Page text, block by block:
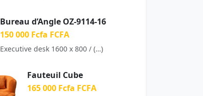
Bureau d’Angle OZ-9114-16
150 000 Fcfa FCFA
Executive desk 1600 x 800 / (…)
Fauteuil Cube
165 000 Fcfa FCFA